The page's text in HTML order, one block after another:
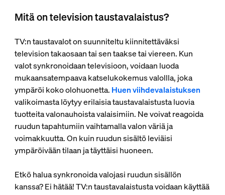
Mitä on television taustavalaistus?
TV:n taustavalot on suunniteltu kiinnitettäväksi
television takaosaan tai sen taakse tai viereen. Kun
valot synkronoidaan televisioon, voidaan luoda
mukaansatempaava katselukokemus valollla, joka
ympäröi koko olohuonetta. Huen viihdevalaistuksen
valikoimasta löytyy erilaisia taustavalaistusta luovia
tuotteita valonauhoista valaisimiin. Ne voivat reagoida
ruudun tapahtumiin vaihtamalla valon väriä ja
voimakkuutta. On kuin ruudun sisältö leviäisi
ympäröivään tilaan ja täyttäisi huoneen.
Etkö halua synkronoida valojasi ruudun sisällön
kanssa? Ei hätää! TV:n taustavalaistusta voidaan käyttää